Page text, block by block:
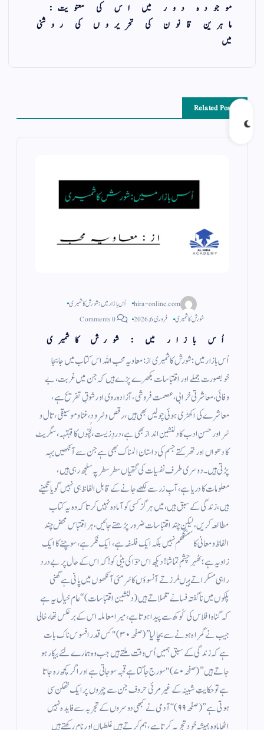
موجودہ دور میں اس کی معنویت:
ماہرین قانون کی تحریروں کی روشنی
میں
Related Posts
hira-online.com
اُس بازار میں : شورش کاشمیری
شورش کاشمیری
فروری 6, 2026
اُس بازار میں : شورش کاشمیری
اُس بازار میں : شورش کاشمیری از : معاویہ محب اللہ اس کتاب میں جابجا
خوبصورت جملے اور اقتباسات بکھرے پڑے ہیں کہ جن میں غربت، بے
وفائی، معاشرتی خرابی، عصمت فروشی، آزادہ روی اور شوقِ تفریح ہے،
معاشرے کی اکھڑی ہوئی چولیں بھی ہیں، رقص و سُرود، غنا و موسیقی، تال و
سُر اور حسنِ ادب کا دلنشین انداز بھی ہے، دردِ زیست، لُچّوں کا قہقہہ، سگریٹ
کا دھواں اور تھرکتے جسم کی داستان المناک بھی ہے جن سے آنکھیں بہہ
پڑتی ہیں۔دوسری طرف نفسیات کی گتھیاں سطر سطر پہ سلجھ رہی ہیں،
معلومات کا دریا ہے، آبِ زر سے لکھے جانے کے قابل الفاظ ہی نہیں گویا نگینے
ہیں، زندگی کے سبق ہیں، میں ہرگز کسی کو آمادہ نہیں کرتا کہ وہ یہ کتاب
مطالعہ کریں، لیکن چند اقتباسات ضرور پڑھتے جائیں، ہر اقتباس محض چند
الفاظ و معانی کا سنگھم نہیں بلکہ ایک فلسفہ ہے، ایک فکر ہے، سوچنے کا ایک
زاویہ ہے ؛ٹھہر چشمِ تماشا! دیکھ اس حوّا کی بیٹی کو!کہ اس کے حال پر بے درد
راہی مسکراتے ہیںلرزتے آنسوؤں کا سُرمئی آنکھوں میں پانی ہےگھنی
پلکوں میں ناگفتہ فسانے تلملاتے ہیں(دلنشین اقتباسات)‘‘عام خیال یہ ہے
کہ گناہ افلاس کی کُوکھ سے پیدا ہوتا ہے، میرا معاملہ اس کے برعکس تھا، خالی
جیب نے گمراہ ہونے سے بچا لیا’’ (صفحہ ۳۰)"کس قدر افسوس ناک بات
ہے کہ زندگی کے سبق ہمیں اُس وقت ملتے ہیں جب وہ ہمارے لئے بیکار ہو
جاتے ہیں” (صفحہ ۷۰)"سورج جاگتا ہے قحبہ سو جاتی ہے اور اگر کچھ رہ جاتا
ہے تو حکایتِ شبینہ کے غیر مرئی حروف جن سے چہروں پر ایک تھکن سی
ہوتی ہے”(صفحہ ۹۹)‘‘ آدمی نے کبھی دوسروں کے تجربہ سے فایدہ نہیں
اٹھایا وہ ہمیشہ خود تجربہ کرتا ہے، ہم کرتے ہیں غلطیاں اور نام رکھتے ہیں